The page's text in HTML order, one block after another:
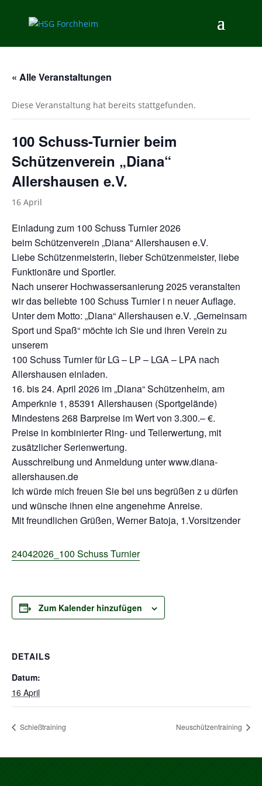
« Alle Veranstaltungen
Diese Veranstaltung hat bereits stattgefunden.
100 Schuss-Turnier beim
Schützenverein „Diana“
Allershausen e.V.
16 April
Einladung zum 100 Schuss Turnier 2026
beim Schützenverein „Diana“ Allershausen e.V.
Liebe Schützenmeisterin, lieber Schützenmeister, liebe
Funktionäre und Sportler.
Nach unserer Hochwassersanierung 2025 veranstalten
wir das beliebte 100 Schuss Turnier i n neuer Auflage.
Unter dem Motto: „Diana“ Allershausen e.V. „Gemeinsam
Sport und Spaß“ möchte ich Sie und ihren Verein zu
unserem
100 Schuss Turnier für LG – LP – LGA – LPA nach
Allershausen einladen.
16. bis 24. April 2026 im „Diana“ Schützenheim, am
Amperknie 1, 85391 Allershausen (Sportgelände)
Mindestens 268 Barpreise im Wert von 3.300.– €.
Preise in kombinierter Ring- und Teilerwertung, mit
zusätzlicher Serienwertung.
Ausschreibung und Anmeldung unter www.diana-
allershausen.de
Ich würde mich freuen Sie bei uns begrüßen z u dürfen
und wünsche ihnen eine angenehme Anreise.
Mit freundlichen Grüßen, Werner Batoja, 1.Vorsitzender
24042026_100 Schuss Turnier
Zum Kalender hinzufügen
DETAILS
Datum:
16 April
Schießtraining Neuschützentraining